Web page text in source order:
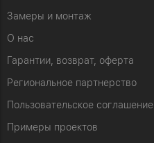
Замеры и монтаж
О нас
Гарантии, возврат, оферта
Региональное партнерство
Пользовательское соглашение
Примеры проектов